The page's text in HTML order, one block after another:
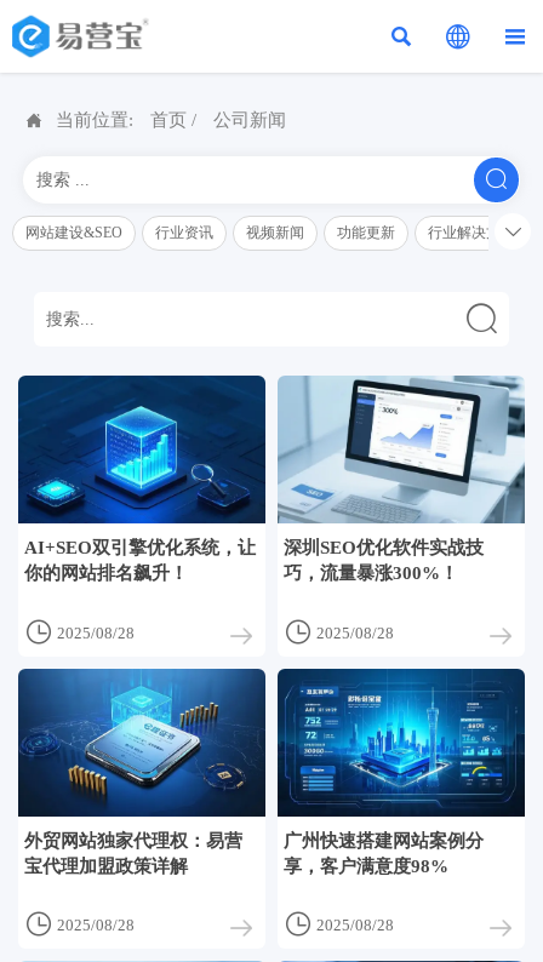
  
 当前位置: 首页 / 公司新闻

网站建设&SEO 行业资讯 视频新闻 功能更新 行业解决方案解读


AI+SEO双引擎优化系统，让
你的网站排名飙升！
 2025/08/28
深圳SEO优化软件实战技
巧，流量暴涨300%！
 2025/08/28
外贸网站独家代理权：易营
宝代理加盟政策详解
 2025/08/28
广州快速搭建网站案例分
享，客户满意度98%
 2025/08/28